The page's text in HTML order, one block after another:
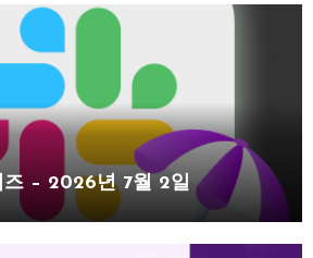
즈 – 2026년 7월 2일